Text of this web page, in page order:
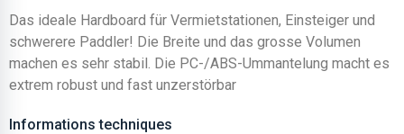
Das ideale Hardboard für Vermietstationen, Einsteiger und
schwerere Paddler! Die Breite und das grosse Volumen
machen es sehr stabil. Die PC-/ABS-Ummantelung macht es
extrem robust und fast unzerstörbar
Informations techniques